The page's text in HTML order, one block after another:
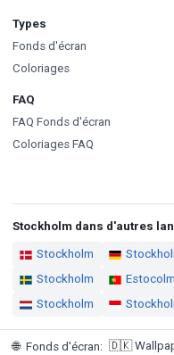
Types
Fonds d'écran
Coloriages
FAQ
FAQ Fonds d'écran
Coloriages FAQ
Stockholm dans d'autres
Stockholm
Stockholm
Stockholm
🌐 Fonds d'écran: 🇩🇰